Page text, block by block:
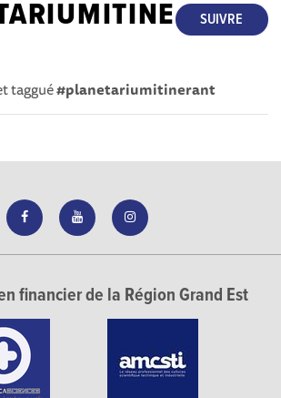
SUIVRE
taggué#planetariumitinerant
financier de la Région Grand Est